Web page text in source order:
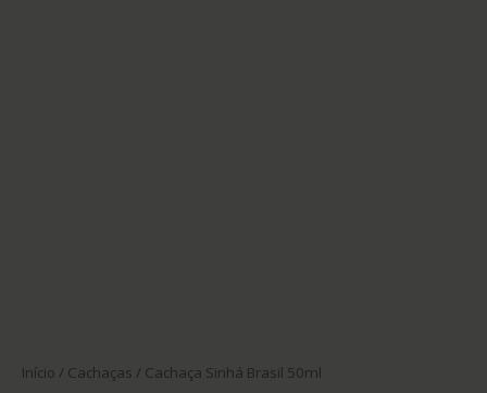
Início / Cachaças / Cachaça Sinhá Brasil 50ml